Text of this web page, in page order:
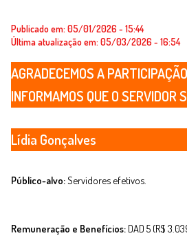
Publicado em: 05/01/2026 - 15:44
Última atualização em: 05/03/2026 - 16:54
AGRADECEMOS A
INFORMAMOS QUE O SERVIDOR
Lídia Gonçalves
Público-alvo:Servidores efetivos.
Remuneração e Benefícios: DAD 5 (R$